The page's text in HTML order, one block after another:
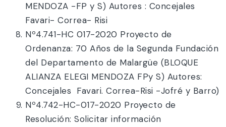
MENDOZA -FP y S) Autores : Concejales
Favari- Correa- Risi
Nº4.741-HC 017-2020 Proyecto de
Ordenanza: 70 Años de la Segunda Fundación
del Departamento de Malargüe (BLOQUE
ALIANZA ELEGI MENDOZA FPy S) Autores:
Concejales Favari. Correa-Risi -Jofré y Barro)
Nº4.742-HC-017-2020 Proyecto de
Resolución: Solicitar información